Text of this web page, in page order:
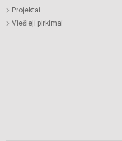
Projektai
Viešieji pirkimai